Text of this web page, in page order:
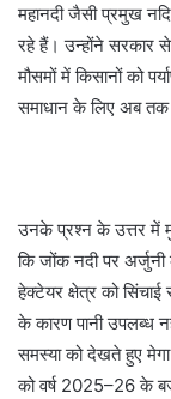
महानदी जैसी प्रमुख
रहे हैं। उन्होंने सरकार
मौसमों में किसानों को
समाधान के लिए अब तक
उनके प्रश्न के उत्तर में
कि जोंक नदी पर
हेक्टेयर क्षेत्र को
के कारण पानी उपलब्ध
समस्या को देखते हुए
को वर्ष 2025–26 के